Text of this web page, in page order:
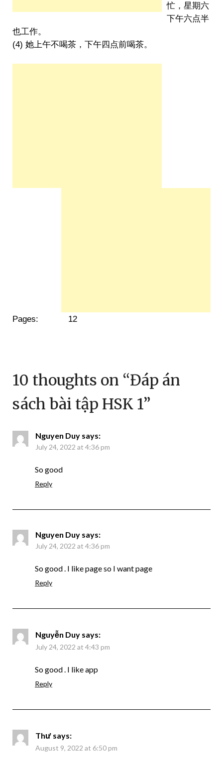
忙，星期六
下午六点半
也工作。
(4) 她上午不喝茶，下午四点前喝茶。
Pages: 12
10 thoughts on “Đáp án
sách bài tập HSK 1”
Nguyen Duy says:
July 24, 2022 at 4:36 pm
So good
Reply
Nguyen Duy says:
July 24, 2022 at 4:36 pm
So good . I like page so I want page
Reply
Nguyễn Duy says:
July 24, 2022 at 4:43 pm
So good . I like app
Reply
Thư says:
August 9, 2022 at 6:50 pm